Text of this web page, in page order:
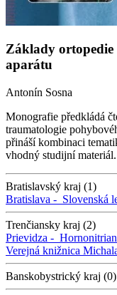
Základy ortopedie
aparátu
Antonín Sosna
Monografie předkládá
traumatologie
přináší kombinaci
vhodný studijní
Bratislavský kraj (1)
Bratislava - Slovenská
Trenčiansky kraj (2)
Prievidza -
Verejná knižnica
Banskobystrický kraj (0)